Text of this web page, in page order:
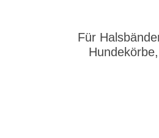
Für